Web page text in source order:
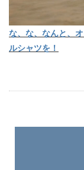
な、な、なんと、
ルシャツを！